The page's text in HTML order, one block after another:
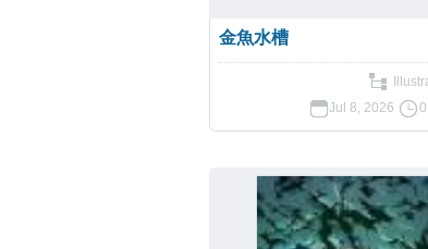
金魚水槽
Jul 8, 2026